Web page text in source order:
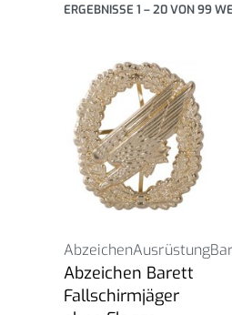
ERGEBNISSE 1 – 20 VON 99
AbzeichenAusrüstung
Abzeichen Barett
Fallschirmjäger